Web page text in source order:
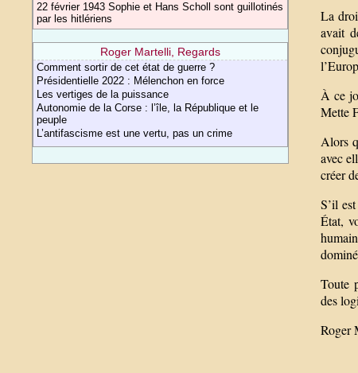
22 février 1943 Sophie et Hans Scholl sont guillotinés
par les hitlériens
Roger Martelli, Regards
Comment sortir de cet état de guerre ?
Présidentielle 2022 : Mélenchon en force
Les vertiges de la puissance
Autonomie de la Corse : l’île, la République et le
peuple
L’antifascisme est une vertu, pas un crime
La
avait
À ce
Mette
Alors
avec
créer
S’il
État,
Toute
des
Roger